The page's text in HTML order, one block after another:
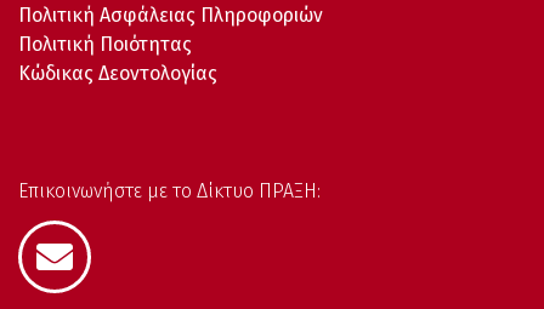
Πολιτική Ασφάλειας Πληροφοριών
Πολιτική Ποιότητας
Κώδικας Δεοντολογίας
Επικοινωνήστε με το Δίκτυο ΠΡΑΞΗ: